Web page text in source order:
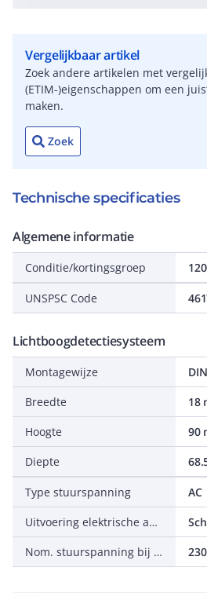
Vergelijkbaar artikel
Zoek andere artikelen met
(ETIM-)eigenschappen om een
maken.
Zoek
Technische specificaties
Algemene informatie
Conditie/kortingsgroep
UNSPSC Code
Lichtboogdetectiesysteem
Montagewijze
Breedte
18
Hoogte
90
Diepte
Type stuurspanning
AC
Uitvoering elektrische aansluiting
Nom. stuurspanning bij AC 50 Hz